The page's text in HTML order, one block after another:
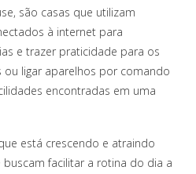
são casas que utilizam
à internet para
e trazer praticidade para os
ou ligar aparelhos por comando
encontradas em uma
está crescendo e atraindo
facilitar a rotina do dia a